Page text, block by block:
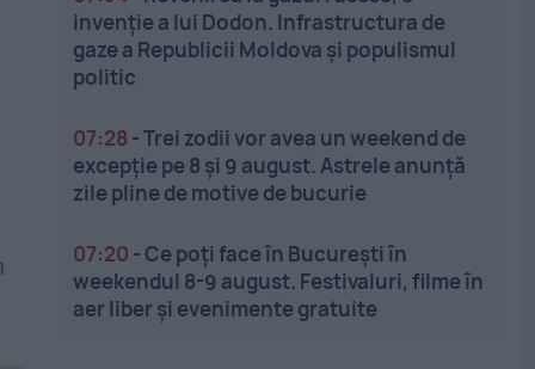
invenție a lui Dodon. Infrastructura de
gaze a Republicii Moldova și populismul
politic
07:28 -Trei zodii vor avea un weekend de
excepție pe 8 și 9 august. Astrele anunță
zile pline de motive de bucurie
07:20 -Ce poți face în București în
weekendul 8-9 august. Festivaluri, filme în
aer liber și evenimente gratuite